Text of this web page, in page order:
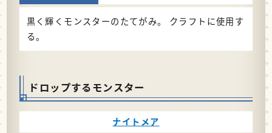
黒く輝くモンスターのたてがみ。 クラフトに使用す
る。
ドロップするモンスター
ナイトメア